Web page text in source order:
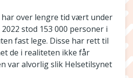
har over lengre tid vært under
stod 153 000 personer i
fast lege. Disse har rett til
de i realiteten ikke får
var alvorlig slik Helsetilsynet